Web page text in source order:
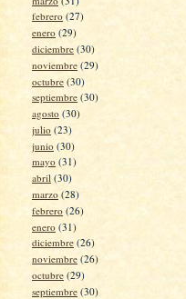
febrero (27)
enero (29)
diciembre (30)
noviembre (29)
octubre (30)
septiembre (30)
agosto (30)
julio (23)
junio (30)
mayo (31)
abril (30)
marzo (28)
febrero (26)
enero (31)
diciembre (26)
noviembre (26)
octubre (29)
septiembre (30)